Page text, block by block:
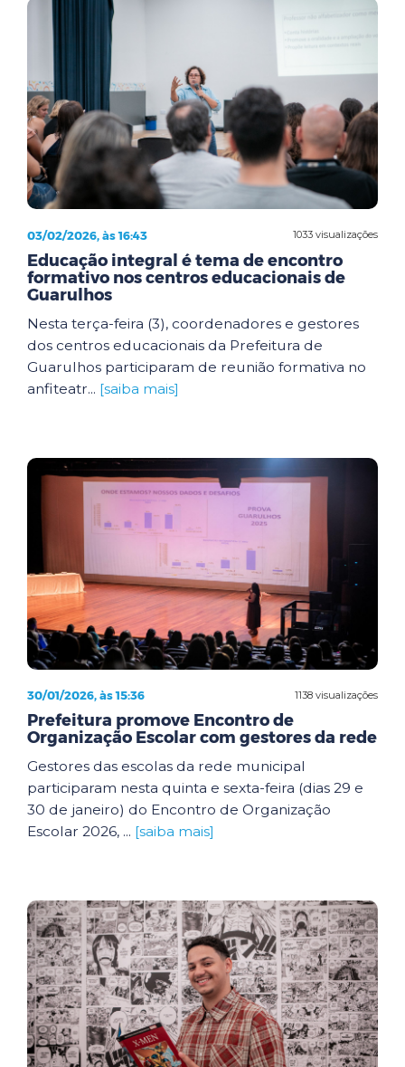
1033 visualizações
03/02/2026, às 16:43
Educação integral é tema de encontro
formativo nos centros educacionais de
Guarulhos
Nesta terça-feira (3), coordenadores e gestores
dos centros educacionais da Prefeitura de
Guarulhos participaram de reunião formativa no
anfiteatr... [saiba mais]
1138 visualizações
30/01/2026, às 15:36
Prefeitura promove Encontro de
Organização Escolar com gestores da rede
Gestores das escolas da rede municipal
participaram nesta quinta e sexta-feira (dias 29 e
30 de janeiro) do Encontro de Organização
Escolar 2026, ... [saiba mais]